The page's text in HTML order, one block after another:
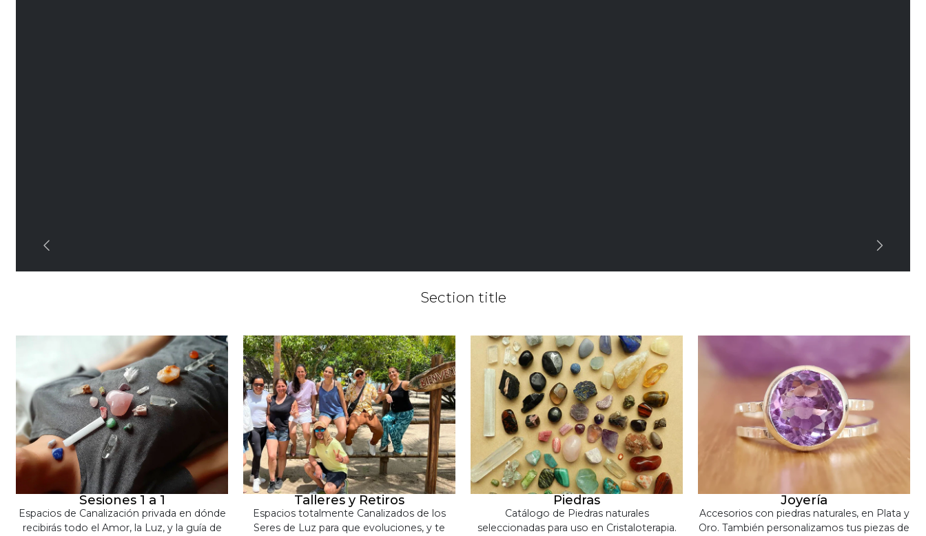
Section title
Sesiones 1 a 1
Espacios de Canalización privada en dónde
recibirás todo el Amor, la Luz, y la guía de
Talleres y Retiros
Espacios totalmente Canalizados de los
Seres de Luz para que evoluciones, y te
Piedras
Catálogo de Piedras naturales
seleccionadas para uso en Cristaloterapia.
Joyería
Accesorios con piedras naturales, en Plata y
Oro. También personalizamos tus piezas de